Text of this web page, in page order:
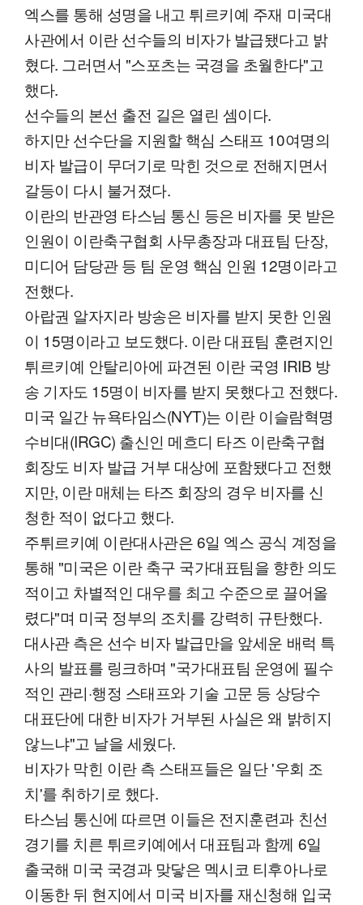
엑스를 통해 성명을 내고 튀르키예 주재 미국대
사관에서 이란 선수들의 비자가 발급됐다고 밝
혔다. 그러면서 "스포츠는 국경을 초월한다"고
했다.
선수들의 본선 출전 길은 열린 셈이다.
하지만 선수단을 지원할 핵심 스태프 10여명의
비자 발급이 무더기로 막힌 것으로 전해지면서
갈등이 다시 불거졌다.
이란의 반관영 타스님 통신 등은 비자를 못 받은
인원이 이란축구협회 사무총장과 대표팀 단장,
미디어 담당관 등 팀 운영 핵심 인원 12명이라고
전했다.
아랍권 알자지라 방송은 비자를 받지 못한 인원
이 15명이라고 보도했다. 이란 대표팀 훈련지인
튀르키예 안탈리아에 파견된 이란 국영 IRIB 방
송 기자도 15명이 비자를 받지 못했다고 전했다.
미국 일간 뉴욕타임스(NYT)는 이란 이슬람혁명
수비대(IRGC) 출신인 메흐디 타즈 이란축구협
회장도 비자 발급 거부 대상에 포함됐다고 전했
지만, 이란 매체는 타즈 회장의 경우 비자를 신
청한 적이 없다고 했다.
주튀르키예 이란대사관은 6일 엑스 공식 계정을
통해 "미국은 이란 축구 국가대표팀을 향한 의도
적이고 차별적인 대우를 최고 수준으로 끌어올
렸다"며 미국 정부의 조치를 강력히 규탄했다.
대사관 측은 선수 비자 발급만을 앞세운 배럭 특
사의 발표를 링크하며 "국가대표팀 운영에 필수
적인 관리·행정 스태프와 기술 고문 등 상당수
대표단에 대한 비자가 거부된 사실은 왜 밝히지
않느냐"고 날을 세웠다.
비자가 막힌 이란 측 스태프들은 일단 '우회 조
치'를 취하기로 했다.
타스님 통신에 따르면 이들은 전지훈련과 친선
경기를 치른 튀르키예에서 대표팀과 함께 6일
출국해 미국 국경과 맞닿은 멕시코 티후아나로
이동한 뒤 현지에서 미국 비자를 재신청해 입국